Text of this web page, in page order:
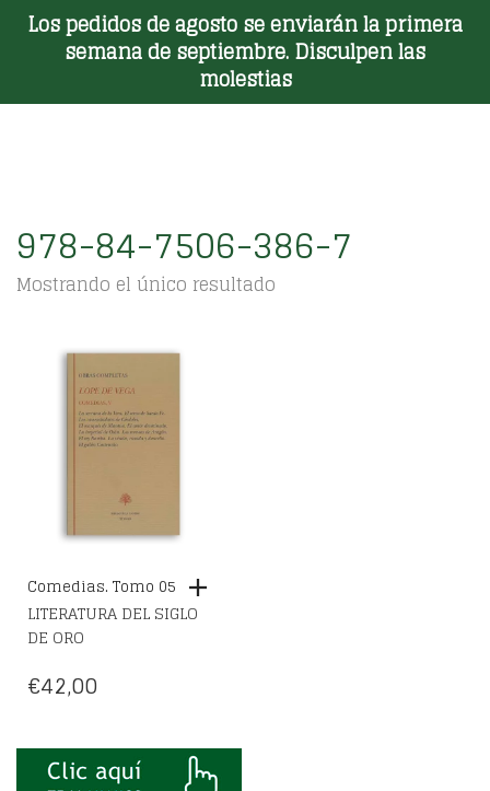
Los pedidos de agosto se enviarán la primera
semana de septiembre. Disculpen las
molestias
Toggle Menu
978-84-7506-386-7
Mostrando el único resultado
Comedias. Tomo 05
LITERATURA DEL SIGLO
DE ORO
€42,00